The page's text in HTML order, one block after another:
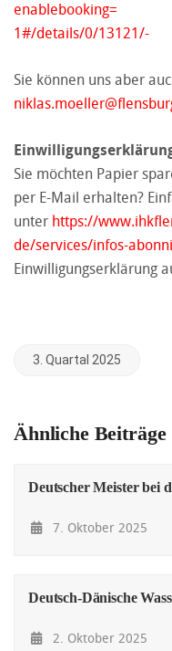
enablebooking=
1#/details/0/13121/-
Sie können uns aber
Sie möchten Papier
per E-Mail erhalten?
unter https://
de/services/infos-
Einwilligungserklärung
3. Quartal 2025
Ähnliche Beiträge
Deutscher Meister bei
7. Oktober 2025
Deutsch-Dänische
2. Oktober 2025